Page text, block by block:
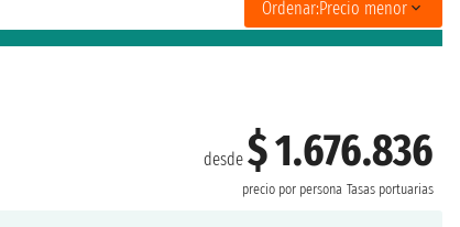
Ordenar:Precio menor
desde$ 1.676.836
precio por persona Tasas portuarias